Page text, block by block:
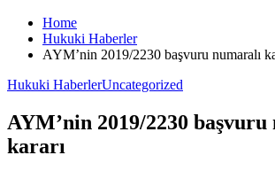
Home
Hukuki Haberler
AYM’nin 2019/2230 başvuru numaralı
Hukuki HaberlerUncategorized
AYM’nin 2019/2230 başvuru
kararı